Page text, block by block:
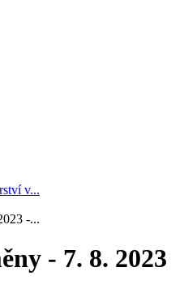
v...
-...
- 7. 8. 2023